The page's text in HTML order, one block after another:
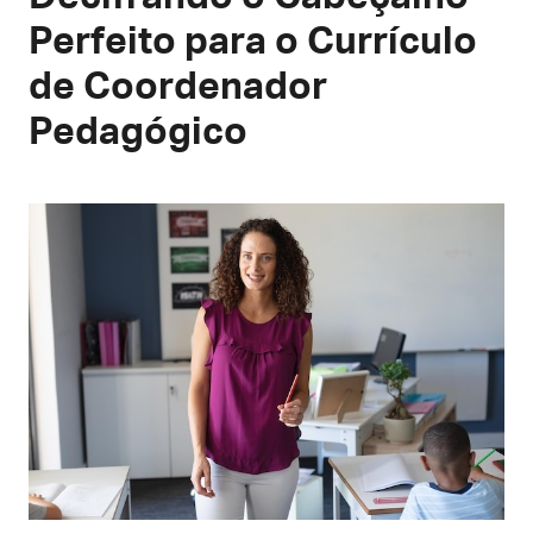
Perfeito para o Currículo
de Coordenador
Pedagógico